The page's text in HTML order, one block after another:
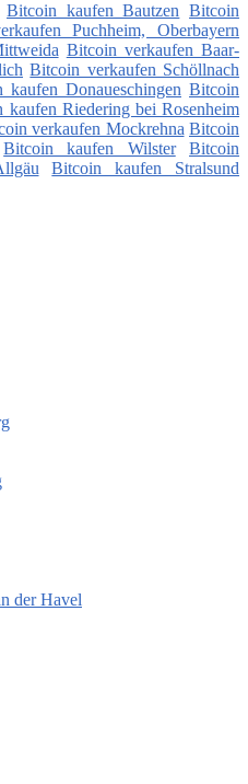
Bitcoin kaufen Bautzen Bitcoin
Puchheim, Oberbayern
Bitcoin verkaufen Baar-
Bitcoin verkaufen Schöllnach
kaufen Donaueschingen Bitcoin
kaufen Riedering bei Rosenheim
verkaufen Mockrehna Bitcoin
Bitcoin kaufen Wilster
Bitcoin
Bitcoin kaufen Stralsund
der Havel